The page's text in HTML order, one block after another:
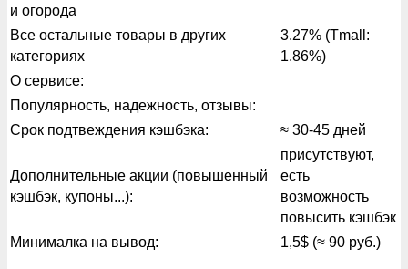
и огорода
Все остальные товары в других
категориях
3.27% (Tmall:
1.86%)
О сервисе:
Популярность, надежность, отзывы:
Срок подтвеждения кэшбэка:
≈ 30-45 дней
Дополнительные акции (повышенный
кэшбэк, купоны...):
присутствуют,
есть
возможность
повысить кэшбэк
Минималка на вывод:
1,5$ (≈ 90 руб.)